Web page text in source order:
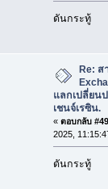
ดันกระทู้
Re: ส
แลกเปลี่ยน
เชนจ์เรซิน.
« ตอบกลับ
2025,
ดันกระทู้